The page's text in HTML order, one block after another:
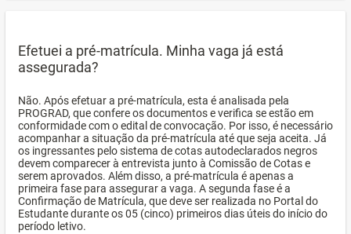
Efetuei a pré-matrícula. Minha vaga já está
assegurada?
Não. Após efetuar a pré-matrícula, esta é analisada pela
PROGRAD, que confere os documentos e verifica se estão em
conformidade com o edital de convocação. Por isso, é necessário
acompanhar a situação da pré-matrícula até que seja aceita. Já
os ingressantes pelo sistema de cotas autodeclarados negros
devem comparecer à entrevista junto à Comissão de Cotas e
serem aprovados. Além disso, a pré-matrícula é apenas a
primeira fase para assegurar a vaga. A segunda fase é a
Confirmação de Matrícula, que deve ser realizada no Portal do
Estudante durante os 05 (cinco) primeiros dias úteis do início do
período letivo.